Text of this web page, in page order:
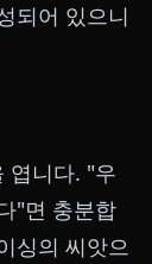
되어 있으니
엽니다. "우
"면 충분합
싱의 씨앗으